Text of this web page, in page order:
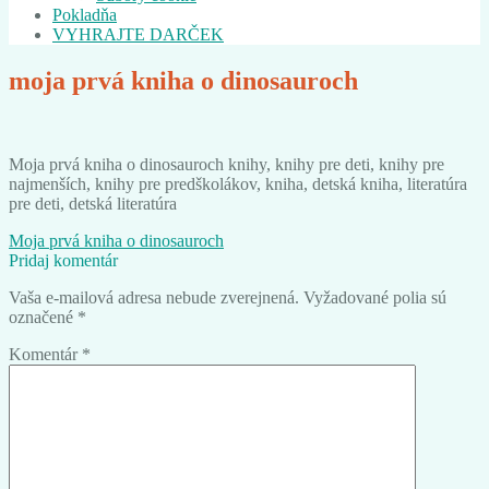
Pokladňa
VYHRAJTE DARČEK
moja prvá kniha o dinosauroch
Moja prvá kniha o dinosauroch knihy, knihy pre deti, knihy pre
najmenších, knihy pre predškolákov, kniha, detská kniha, literatúra
pre deti, detská literatúra
Navigácia
v
článku
Predchádzajúci
článok:
Moja prvá kniha o dinosauroch
Pridaj komentár
Vaša e-mailová adresa nebude zverejnená. Vyžadované polia sú
označené *
Komentár *